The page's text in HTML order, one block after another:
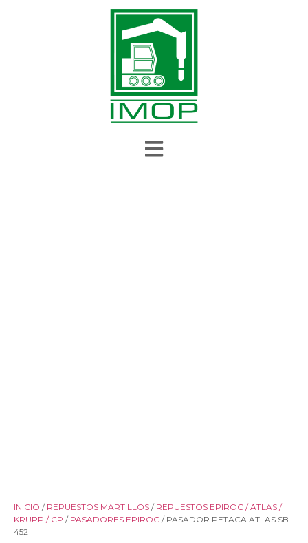
INICIO / REPUESTOS MARTILLOS / REPUESTOS EPIROC / ATLAS /
KRUPP / CP / PASADORES EPIROC / PASADOR PETACA ATLAS SB-
452